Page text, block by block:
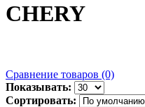
CHERY
Сравнение товаров (0)
Показывать:
Сортировать: